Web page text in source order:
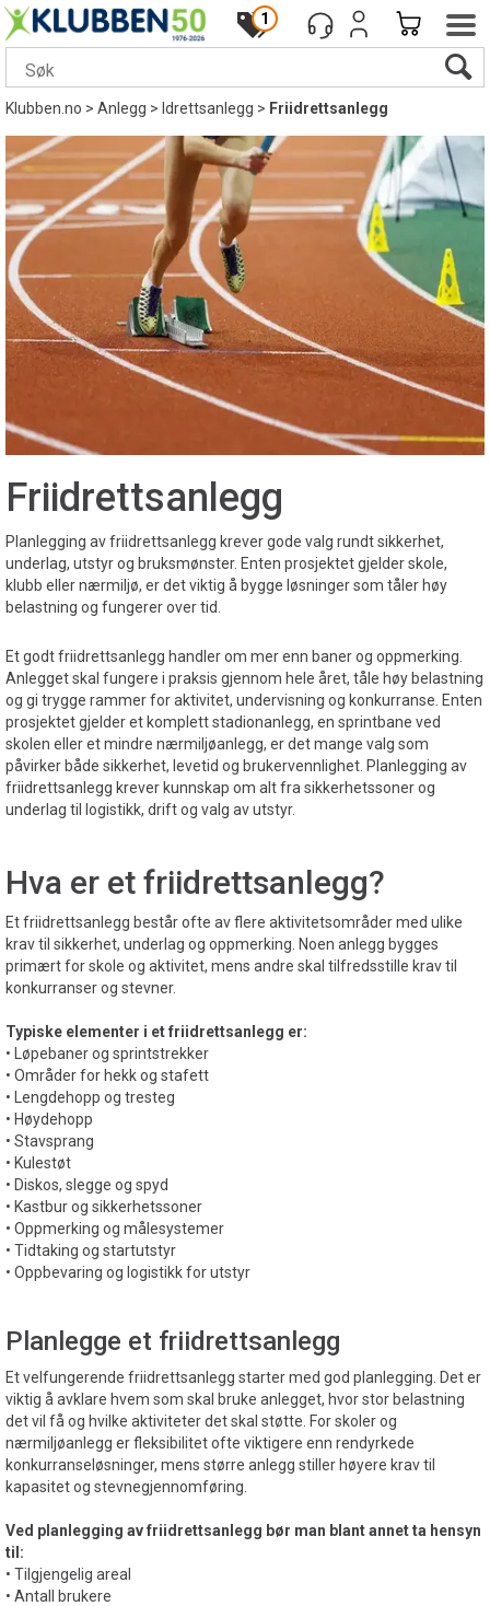
1
Klubben.no>Anlegg> Idrettsanlegg> Friidrettsanlegg
Friidrettsanlegg
Planlegging av friidrettsanlegg krever gode valg rundt sikkerhet,
underlag, utstyr og bruksmønster. Enten prosjektet gjelder skole,
klubb eller nærmiljø, er det viktig å bygge løsninger som tåler høy
belastning og fungerer over tid.
Et godt friidrettsanlegg handler om mer enn baner og oppmerking.
Anlegget skal fungere i praksis gjennom hele året, tåle høy belastning
og gi trygge rammer for aktivitet, undervisning og konkurranse. Enten
prosjektet gjelder et komplett stadionanlegg, en sprintbane ved
skolen eller et mindre nærmiljøanlegg, er det mange valg som
påvirker både sikkerhet, levetid og brukervennlighet. Planlegging av
friidrettsanlegg krever kunnskap om alt fra sikkerhetssoner og
underlag til logistikk, drift og valg av utstyr.
Hva er et friidrettsanlegg?
Et friidrettsanlegg består ofte av flere aktivitetsområder med ulike
krav til sikkerhet, underlag og oppmerking. Noen anlegg bygges
primært for skole og aktivitet, mens andre skal tilfredsstille krav til
konkurranser og stevner.
Typiske elementer i et friidrettsanlegg er:
• Løpebaner og sprintstrekker
• Områder for hekk og stafett
• Lengdehopp og tresteg
• Høydehopp
• Stavsprang
• Kulestøt
• Diskos, slegge og spyd
• Kastbur og sikkerhetssoner
• Oppmerking og målesystemer
• Tidtaking og startutstyr
• Oppbevaring og logistikk for utstyr
Planlegge et friidrettsanlegg
Et velfungerende friidrettsanlegg starter med god planlegging. Det er
viktig å avklare hvem som skal bruke anlegget, hvor stor belastning
det vil få og hvilke aktiviteter det skal støtte. For skoler og
nærmiljøanlegg er fleksibilitet ofte viktigere enn rendyrkede
konkurranseløsninger, mens større anlegg stiller høyere krav til
kapasitet og stevnegjennomføring.
Ved planlegging av friidrettsanlegg bør man blant annet ta hensyn
til:
• Tilgjengelig areal
• Antall brukere